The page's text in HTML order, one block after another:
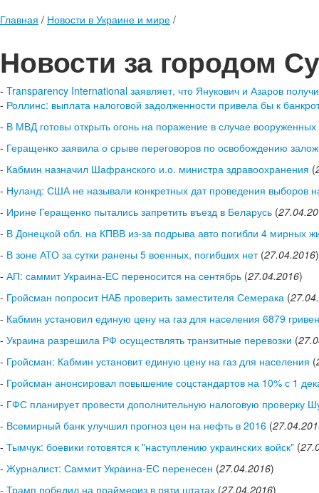
Главная / Новости в Украине и мире /
Новости за городом
- Transparency International заявляет, что Янукович и Азаров
- Роллинс: выплата налоговой задолженности привела бы к
- В МВД готовы открыть огонь на поражение в случае
- Геращенко заявила о срыве переговоров по освобождению
- Кабмин назначил Шафранского и.о. министра здравоохранения (
- Нуланд: США не называли конкретных дат проведения выборов
- Ирине Геращенко пытались запретить въезд в Беларусь (
- В Донецкой обл. на КПВВ из-за подрыва авто погибли 4 мирных
- В зоне АТО за сутки ранены 5 военных, погибших нет(27.04.2016)
- АП: саммит Украина-ЕС переносится на сентябрь (27.04.2016)
- Гройсман попросит НАБ проверить заместителя Семерака (
- Кабмин установил единую цену на газ для населения 6879
- Украина разрешила РФ осуществлять транзитные перевозки (
- Гройсман: Кабмин установит единую цену на газ для населения (
- Гройсман анонсировал повышение соцстандартов на 10% с 1
- ГФС планирует провести дополнительную налоговую проверку
- Всемирный банк улучшил прогноз цен на нефть в 2016 (
- Тымчук: боевики готовятся к "наступлению украинских войск" (
- Журналист: Саммит Украина-ЕС перенесен (27.04.2016)
- Трамп победил на праймериз в пяти штатах (27.04.2016)